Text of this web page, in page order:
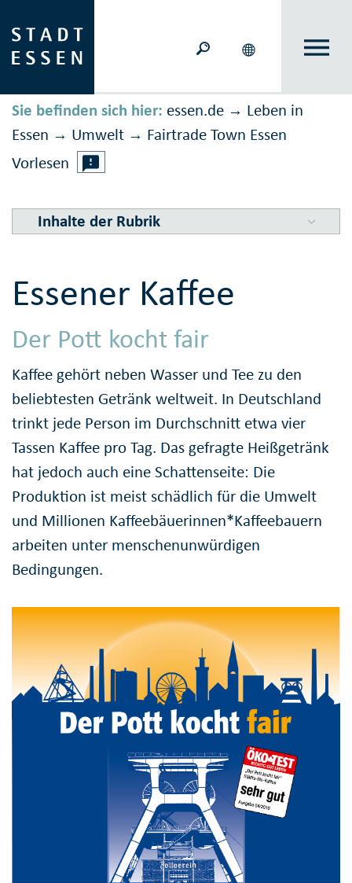
Sie befinden sich hier: essen.de → Leben in
Essen → Umwelt → Fairtrade Town Essen
Vorlesen
Inhalte der Rubrik
Essener Kaffee
Der Pott kocht fair
Kaffee gehört neben Wasser und Tee zu den
beliebtesten Getränk weltweit. In Deutschland
trinkt jede Person im Durchschnitt etwa vier
Tassen Kaffee pro Tag. Das gefragte Heißgetränk
hat jedoch auch eine Schattenseite: Die
Produktion ist meist schädlich für die Umwelt
und Millionen Kaffeebäuerinnen*Kaffeebauern
arbeiten unter menschenunwürdigen
Bedingungen.